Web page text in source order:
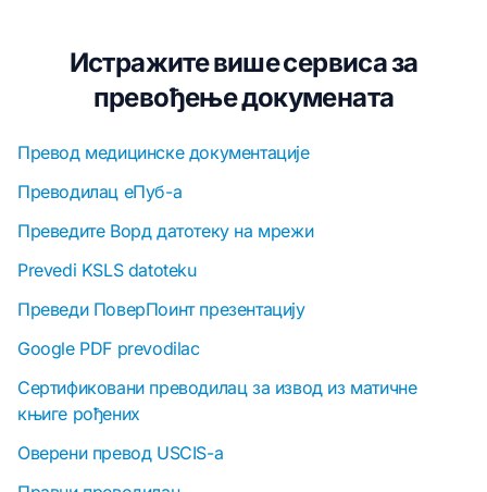
Истражите више сервиса за
превођење докумената
Превод медицинске документације
Преводилац еПуб-а
Преведите Ворд датотеку на мрежи
Prevedi KSLS datoteku
Преведи ПоверПоинт презентацију
Google PDF prevodilac
Сертификовани преводилац за извод из матичне
књиге рођених
Оверени превод USCIS-а